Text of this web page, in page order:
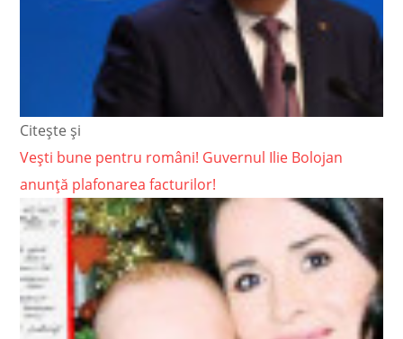
Citește și
Vești bune pentru români! Guvernul Ilie Bolojan
anunță plafonarea facturilor!